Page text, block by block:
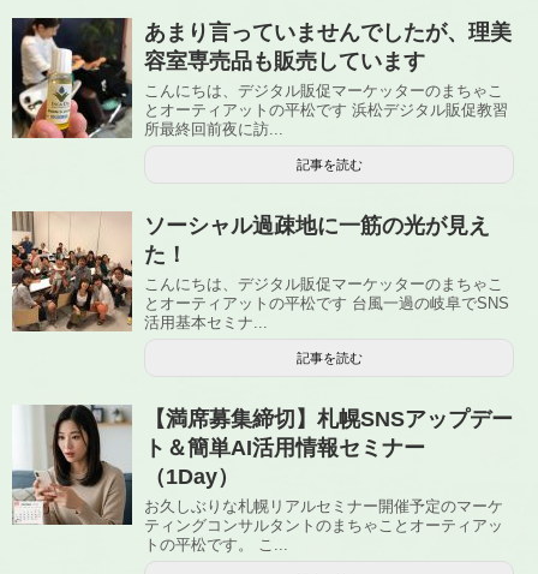
あまり言っていませんでしたが、理美
容室専売品も販売しています
こんにちは、デジタル販促マーケッターのまちゃこ
とオーティアットの平松です 浜松デジタル販促教習
所最終回前夜に訪...
記事を読む
ソーシャル過疎地に一筋の光が見え
た！
こんにちは、デジタル販促マーケッターのまちゃこ
とオーティアットの平松です 台風一過の岐阜でSNS
活用基本セミナ...
記事を読む
【満席募集締切】札幌SNSアップデー
ト＆簡単AI活用情報セミナー
（1Day）
お久しぶりな札幌リアルセミナー開催予定のマーケ
ティングコンサルタントのまちゃことオーティアッ
トの平松です。 こ...